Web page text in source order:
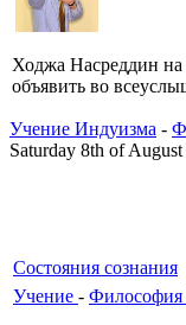
Ходжа Насреддин на
объявить во
Учение Индуизма -
Saturday 8th of
Состояния сознания
Учение - Философия